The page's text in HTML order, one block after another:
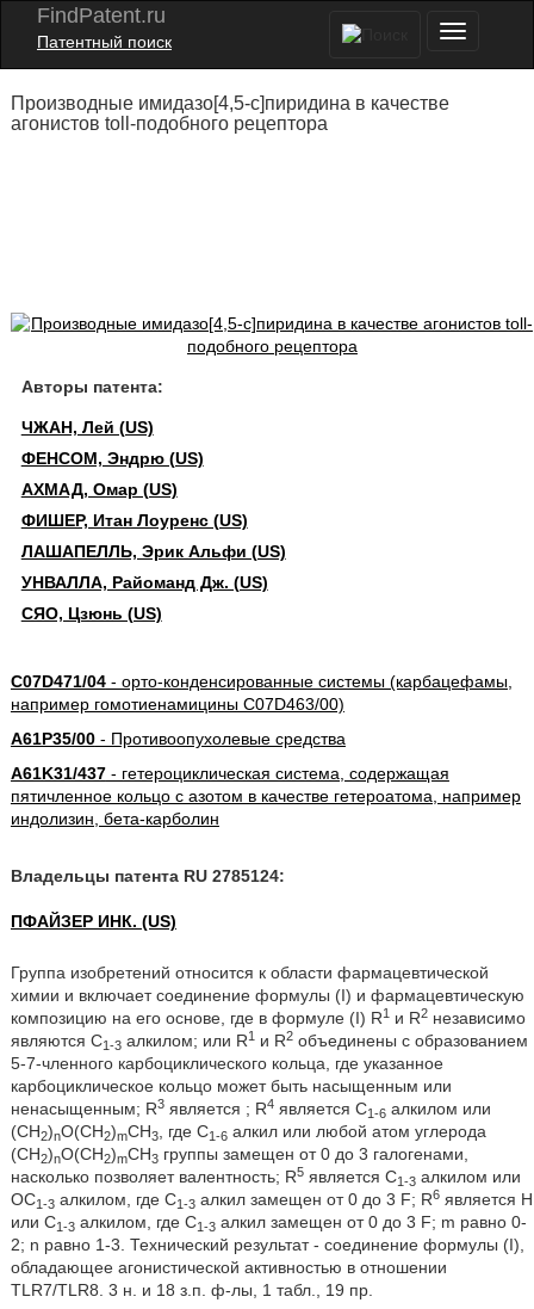
FindPatent.ru
Патентный поиск
Производные имидазо[4,5-с]пиридина в качестве
агонистов toll-подобного рецептора
Авторы патента:
ЧЖАН, Лей (US)
ФЕНСОМ, Эндрю (US)
АХМАД, Омар (US)
ФИШЕР, Итан Лоуренс (US)
ЛАШАПЕЛЛЬ, Эрик Альфи (US)
УНВАЛЛА, Райоманд Дж. (US)
СЯО, Цзюнь (US)
C07D471/04- орто-конденсированные системы (карбацефамы,
например гомотиенамицины C07D463/00)
A61P35/00- Противоопухолевые средства
A61K31/437- гетероциклическая система, содержащая
пятичленное кольцо с азотом в качестве гетероатома, например
индолизин, бета-карболин
Владельцы патента RU 2785124:
ПФАЙЗЕР ИНК. (US)
Группа изобретений относится к области фармацевтической
химии и включает соединение формулы (I) и фармацевтическую
композицию на его основе, где в формуле (I) R1и R2независимо
являются C1-3алкилом; или R1и R2объединены с образованием
5-7-членного карбоциклического кольца, где указанное
карбоциклическое кольцо может быть насыщенным или
ненасыщенным; R3является ; R4является C1-6алкилом или
(CH2)nO(CH2)mCH3, где C1-6алкил или любой атом углерода
(CH2)nO(CH2)mCH3группы замещен от 0 до 3 галогенами,
насколько позволяет валентность; R5является C1-3алкилом или
OC1-3алкилом, где C1-3алкил замещен от 0 до 3 F; R6является H
или C1-3алкилом, где C1-3алкил замещен от 0 до 3 F; m равно 0-
2; n равно 1-3. Технический результат - соединение формулы (I),
обладающее агонистической активностью в отношении
TLR7/TLR8. 3 н. и 18 з.п. ф-лы, 1 табл., 19 пр.